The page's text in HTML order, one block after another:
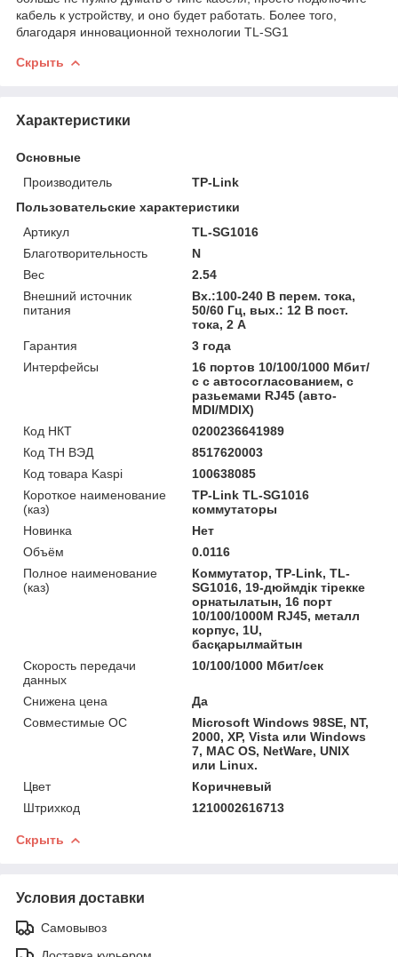
кабель к устройству, и оно будет работать. Более того,
благодаря инновационной технологии TL-SG1
Скрыть
Характеристики
Основные
Производитель
TP-Link
Пользовательские характеристики
Артикул
TL-SG1016
Благотворительность
N
Вес
2.54
Внешний источник
питания
Вх.:100-240 В перем. тока,
50/60 Гц, вых.: 12 В пост.
тока, 2 А
Гарантия
3 года
Интерфейсы
16 портов 10/100/1000 Мбит/
с с автосогласованием, с
разьемами RJ45 (авто-
MDI/MDIX)
Код НКТ
0200236641989
Код ТН ВЭД
8517620003
Код товара Kaspi
100638085
Короткое наименование
(каз)
TP-Link TL-SG1016
коммутаторы
Новинка
Нет
Объём
0.0116
Полное наименование
(каз)
Коммутатор, TP-Link, TL-
SG1016, 19-дюймдік тірекке
орнатылатын, 16 порт
10/100/1000M RJ45, металл
корпус, 1U,
басқарылмайтын
Скорость передачи
данных
10/100/1000 Мбит/сек
Снижена цена
Да
Совместимые ОС
Microsoft Windows 98SE, NT,
2000, XP, Vista или Windows
7, MAC OS, NetWare, UNIX
или Linux.
Цвет
Коричневый
Штрихкод
1210002616713
Скрыть
Условия доставки
Самовывоз